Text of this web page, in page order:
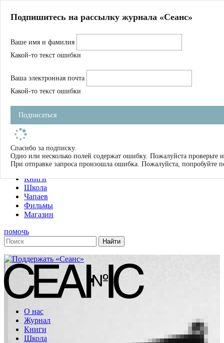
Магазин
Журнал
Школа
Устав
Фильмы
Имена
Тэги
О нас
Журнал
Книги
Школа
Чапаев
Фильмы
Магазин
помочь
О нас
Журнал
Книги
Школа
Подпишитесь на рассылку журнала «Сеанс»
Ваше имя и фамилия
Какой-то текст ошибки
Ваша электронная почта
Какой-то текст ошибки
Подписаться
Спасибо за подписку.
Одно или несколько полей содержат ошибку. Пожалуйста проверьте
При отправке запроса произошла ошибка. Пожалуйста, попробуйте